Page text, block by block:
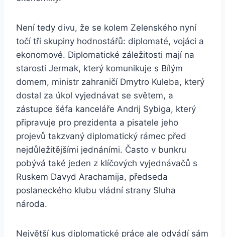
Není tedy divu, že se kolem Zelenského nyní
točí tři skupiny hodnostářů: diplomaté, vojáci a
ekonomové. Diplomatické záležitosti mají na
starosti Jermak, který komunikuje s Bílým
domem, ministr zahraničí Dmytro Kuleba, který
dostal za úkol vyjednávat se světem, a
zástupce šéfa kanceláře Andrij Sybiga, který
připravuje pro prezidenta a pisatele jeho
projevů takzvaný diplomatický rámec před
nejdůležitějšími jednáními. Často v bunkru
pobývá také jeden z klíčových vyjednávačů s
Ruskem Davyd Arachamija, předseda
poslaneckého klubu vládní strany Sluha
národa.
Největší kus diplomatické práce ale odvádí sám